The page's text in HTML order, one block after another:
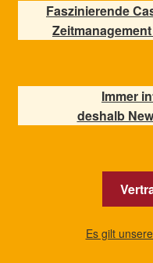
Faszinierende
Immer
deshalb
Es gilt